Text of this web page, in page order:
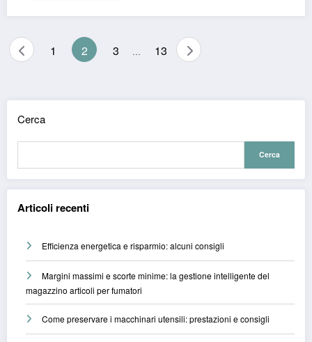
Paginazione
1 2 3 … 13
Cerca
Cerca
Articoli recenti
Efficienza energetica e risparmio: alcuni consigli
Margini massimi e scorte minime: la gestione intelligente del
magazzino articoli per fumatori
Come preservare i macchinari utensili: prestazioni e consigli